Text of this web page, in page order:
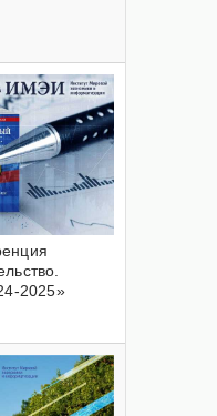
2025»